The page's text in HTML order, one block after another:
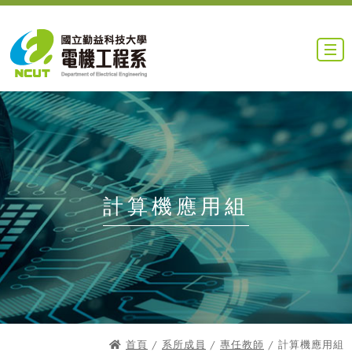
計算機應用組
首頁 / 系所成員 / 專任教師 / 計算機應用組